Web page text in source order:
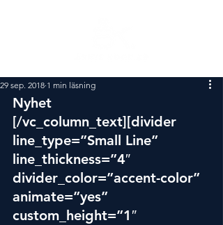
29 sep. 2018 1 min läsning
Nyhet
[/vc_column_text][divider
line_type=”Small Line”
line_thickness=”4″
divider_color=”accent-color”
animate=”yes”
custom_height=”1″